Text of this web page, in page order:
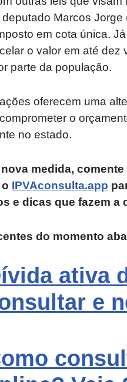
Marcos
em cota única.
o valor em até
parte da população.
oferecem uma
o
no estado.
medida,
IPVAconsulta.app
e dicas que fazem
do momento
ativa
e